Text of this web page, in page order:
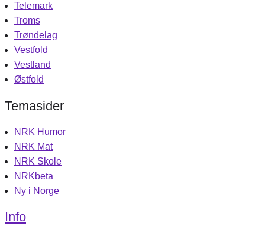
Telemark
Troms
Trøndelag
Vestfold
Vestland
Østfold
Temasider
NRK Humor
NRK Mat
NRK Skole
NRKbeta
Ny i Norge
Info